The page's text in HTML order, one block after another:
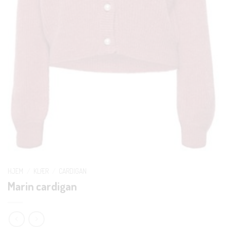
Marin cardigan